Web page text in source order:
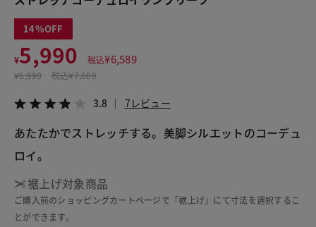
14
¥5,990 税込¥6,589
¥6,990 税込¥7,689
3.8 7レビュー
あたたかでストレッチする。美脚シルエットのコーデュ
ロイ。
裾上げ対象商品
ご購入前のショッピングカートページで「裾上げ」にて寸法を選択するこ
とができます。
LINE X